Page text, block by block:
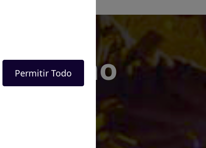
ti como
de
Permitir Todo